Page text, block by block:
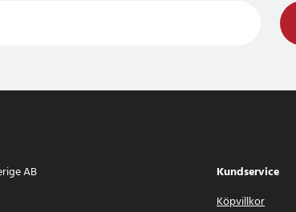
AB
Kundservice
Köpvillkor